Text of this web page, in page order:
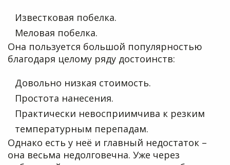
Известковая побелка.
Меловая побелка.
Она пользуется большой популярностью
благодаря целому ряду достоинств:
Довольно низкая стоимость.
Простота нанесения.
Практически невосприимчива к резким
температурным перепадам.
Однако есть у неё и главный недостаток –
она весьма недолговечна. Уже через